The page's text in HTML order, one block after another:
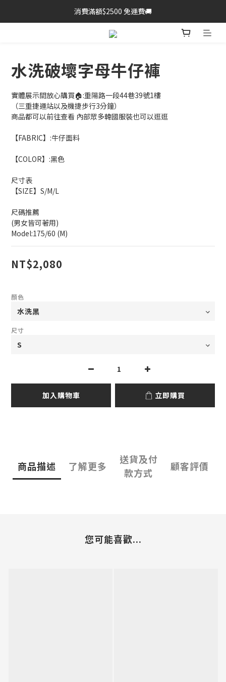
消費滿額$2500 免運費🚚
水洗破壞字母牛仔褲
實體展示間放心購買🏠:重陽路一段44巷39號1樓
（三重捷運站以及機捷步行3分鐘）
商品都可以前往查看 內部眾多韓國服裝也可以逛逛
【FABRIC】:牛仔面料
【COLOR】:黑色
尺寸表
【SIZE】S/M/L
尺碼推薦
(男女皆可著用)
Model:175/60 (M)
NT$2,080
顏色
尺寸
加入購物車 立即購買
商品描述 了解更多
送貨及付
款方式
顧客評價
您可能喜歡...